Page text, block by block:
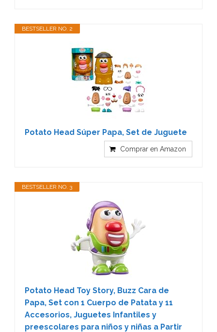
BESTSELLER NO. 2
Potato Head Súper Papa, Set de Juguete
Comprar en Amazon
BESTSELLER NO. 3
Potato Head Toy Story, Buzz Cara de
Papa, Set con 1 Cuerpo de Patata y 11
Accesorios, Juguetes Infantiles y
preescolares para niños y niñas a Partir